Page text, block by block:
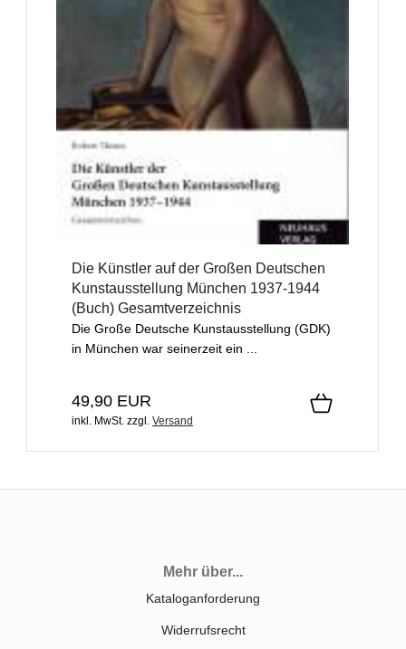
Die Künstler auf der Großen Deutschen
Kunstausstellung München 1937-1944
(Buch) Gesamtverzeichnis
Die Große Deutsche Kunstausstellung (GDK)
in München war seinerzeit ein ...
49,90 EUR
inkl. MwSt. zzgl. Versand
Mehr über...
Kataloganforderung
Widerrufsrecht